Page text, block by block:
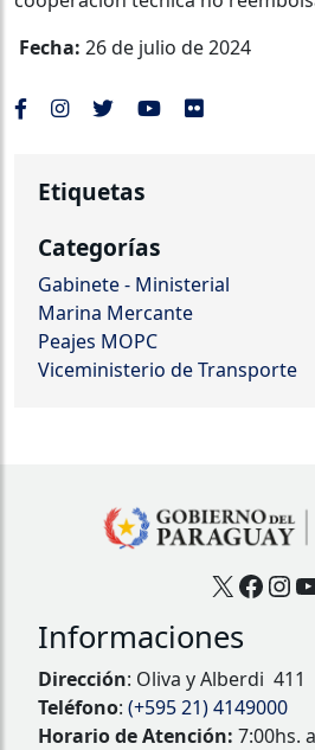
Fecha: 26 de julio de 2024
Etiquetas
Categorías
Gabinete - Ministerial
Marina Mercante
Peajes MOPC
Viceministerio de Transporte
X
Informaciones
Dirección: Oliva y Alberdi 411
Teléfono: (+595 21) 4149000
Horario de Atención: 7:00hs.